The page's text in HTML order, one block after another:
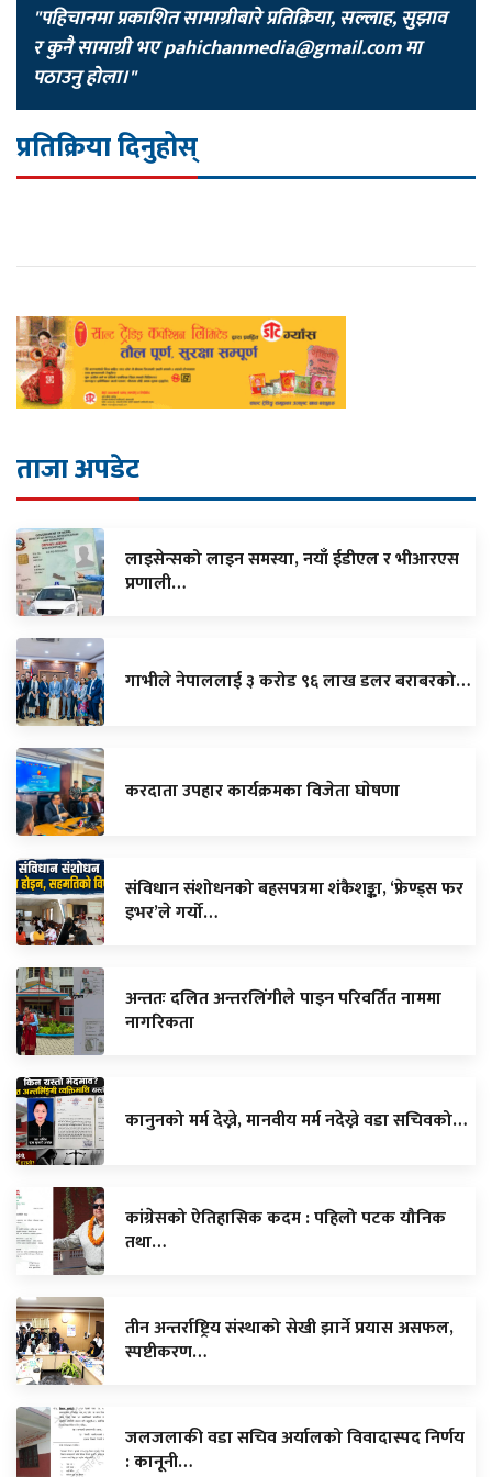
"पहिचानमा प्रकाशित सामाग्रीबारे प्रतिक्रिया, सल्लाह, सुझाव
र कुनै सामाग्री भएpahichanmedia@gmail.comमा
पठाउनु होला।"
प्रतिक्रिया दिनुहोस्
ताजा अपडेट
लाइसेन्सको लाइन समस्या, नयाँ ईडीएल र भीआरएस
प्रणाली…
गाभीले नेपाललाई ३ करोड ९६ लाख डलर बराबरको…
करदाता उपहार कार्यक्रमका विजेता घाेषणा
संविधान संशोधनको बहसपत्रमा शंकैशङ्का, ‘फ्रेण्ड्स फर
इभर’ले गर्यो…
अन्ततः दलित अन्तरलिंगीले पाइन परिवर्तित नाममा
नागरिकता
कानुनको मर्म देख्ने, मानवीय मर्म नदेख्ने वडा सचिवको…
कांग्रेसको ऐतिहासिक कदम : पहिलो पटक यौनिक
तथा…
तीन अन्तर्राष्ट्रिय संस्थाको सेखी झार्ने प्रयास असफल,
स्पष्टीकरण…
जलजलाकी वडा सचिव अर्यालको विवादास्पद निर्णय
: कानूनी…